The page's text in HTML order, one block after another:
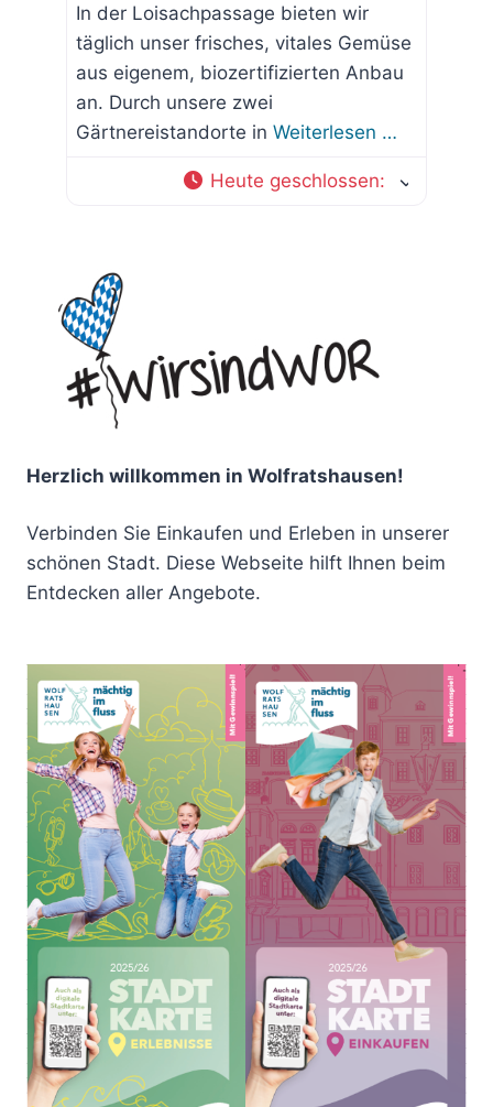
In der Loisachpassage bieten wir
täglich unser frisches, vitales Gemüse
aus eigenem, biozertifizierten Anbau
an. Durch unsere zwei
Gärtnereistandorte in Weiterlesen …
Heute geschlossen:
Herzlich willkommen in Wolfratshausen!
Verbinden Sie Einkaufen und Erleben in unserer
schönen Stadt. Diese Webseite hilft Ihnen beim
Entdecken aller Angebote.